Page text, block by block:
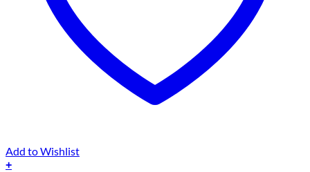
Add to Wishlist
+